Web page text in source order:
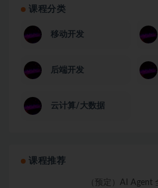
课程分类
移动开发
后端开发
云计算/大数据
课程推荐
（预定）AI Agent